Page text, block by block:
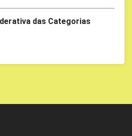
das Categorias